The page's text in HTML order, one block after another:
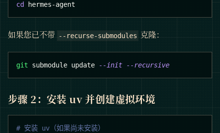
cd
hermes-agent
如果您已不带 --recurse-submodules 克隆：
git submodule update --init --recursive
步骤 2：安装 uv 并创建虚拟环境
# 安装 uv（如果尚未安装）